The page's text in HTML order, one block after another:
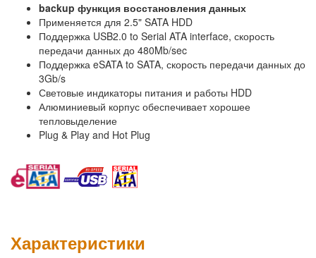
backup функция восстановления данных
Применяется для 2.5" SATA HDD
Поддержка USB2.0 to Serial ATA interface, скорость
передачи данных до 480Mb/sec
Поддержка eSATA to SATA, скорость передачи данных до
3Gb/s
Световые индикаторы питания и работы HDD
Алюминиевый корпус обеспечивает хорошее
тепловыделение
Plug & Play and Hot Plug
Характеристики